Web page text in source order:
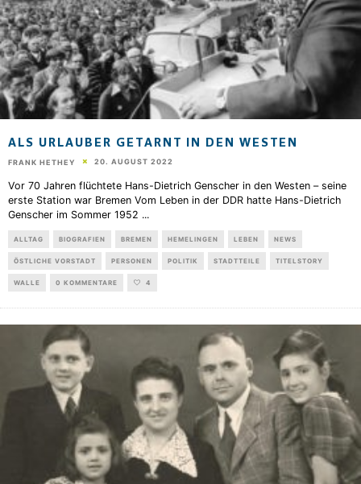
ALS URLAUBER GETARNT IN DEN WESTEN
FRANK HETHEY 20. AUGUST 2022
Vor 70 Jahren flüchtete Hans-Dietrich Genscher in den Westen – seine
erste Station war Bremen Vom Leben in der DDR hatte Hans-Dietrich
Genscher im Sommer 1952 ...
ALLTAG BIOGRAFIEN BREMEN HEMELINGEN LEBEN NEWS
ÖSTLICHE VORSTADT PERSONEN POLITIK STADTTEILE TITELSTORY
WALLE 0 KOMMENTARE 4